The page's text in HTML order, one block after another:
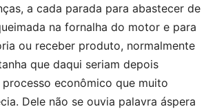
a cada parada para abastecer de
na fornalha do motor e para
ou receber produto, normalmente
que daqui seriam depois
econômico que muito
Dele não se ouvia palavra áspera